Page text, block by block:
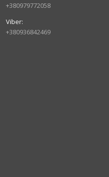
+380979772058
+380936842469